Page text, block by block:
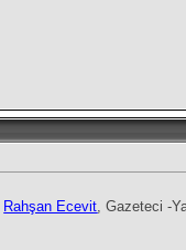
Rahşan Ecevit, Gazeteci -